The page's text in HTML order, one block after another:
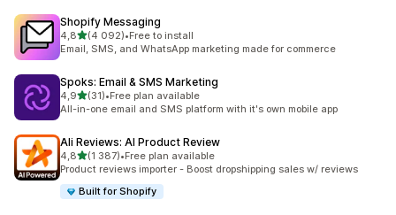
Shopify Messaging
4,8av 5 stjerner
(4 092)
Totalt 4092 omtaler
•Free to install
Email, SMS, and WhatsApp marketing made for commerce
Spoks: Email & SMS Marketing
4,9av 5 stjerner
(31)
Totalt 31 omtaler
•Free plan available
All-in-one email and SMS platform with it's own mobile app
Ali Reviews: AI Product Review
4,8av 5 stjerner
(1 387)
Totalt 1387 omtaler
•Free plan available
Product reviews importer - Boost dropshipping sales w/ reviews
Built for Shopify